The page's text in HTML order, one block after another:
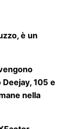
è un
105 e
nella